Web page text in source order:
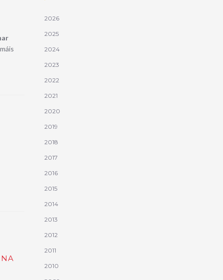
2026
2025
2024
2023
2022
2021
2020
2019
2018
2017
2016
2015
2014
2013
2012
2011
2010